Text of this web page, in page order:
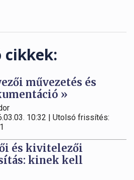
cikkek:
művezetés és
»
10:32 | Utolsó frissítés:
és kivitelezői
kinek kell